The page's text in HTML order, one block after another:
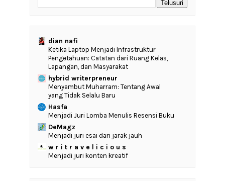
dian nafi
Ketika Laptop Menjadi Infrastruktur
Pengetahuan: Catatan dari Ruang Kelas,
Lapangan, dan Masyarakat
hybrid writerpreneur
Menyambut Muharram: Tentang Awal
yang Tidak Selalu Baru
Hasfa
Menjadi Juri Lomba Menulis Resensi Buku
DeMagz
Menjadi juri esai dari jarak jauh
w r i t r a v e l i c i o u s
Menjadi juri konten kreatif